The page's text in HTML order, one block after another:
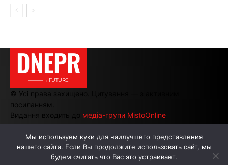
DNEPR
———→ FUTURE
© Усі права захищено. Цитування — з активним
посиланням.
Видання входить до медіа-групи MistoOnline
АВТОРИ РЕКЛАМА НА САЙТІ
Мы используем куки для наилучшего представления
нашего сайта. Если Вы продолжите использовать сайт, мы
будем считать что Вас это устраивает.